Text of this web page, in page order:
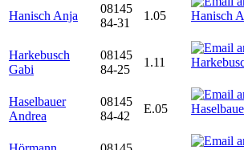
Hanisch Anja
08145
84-31
1.05
Harkebusch
Gabi
08145
84-25
1.11
Haselbauer
Andrea
08145
84-42
E.05